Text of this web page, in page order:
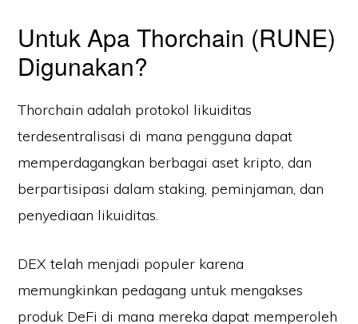
Untuk Apa Thorchain (RUNE)
Digunakan?
Thorchain adalah protokol likuiditas
terdesentralisasi di mana pengguna dapat
memperdagangkan berbagai aset kripto, dan
berpartisipasi dalam staking, peminjaman, dan
penyediaan likuiditas.
DEX telah menjadi populer karena
memungkinkan pedagang untuk mengakses
produk DeFi di mana mereka dapat memperoleh